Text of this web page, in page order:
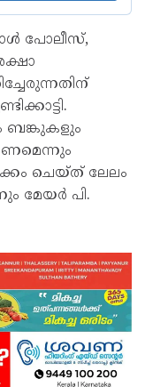
പോലീസ്,
ബങ്കുകളും
ചെയ്ത് ലേലം
മേയർ പി.